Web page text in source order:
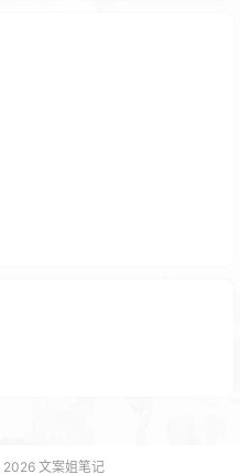
2026文案姐笔记